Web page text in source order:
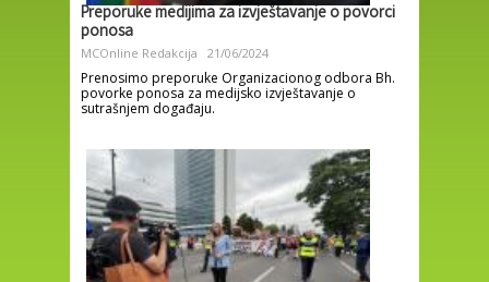
Preporuke medijima za izvještavanje o povorci
ponosa
MCOnline Redakcija 21/06/2024
Prenosimo preporuke Organizacionog odbora Bh.
povorke ponosa za medijsko izvještavanje o
sutrašnjem događaju.